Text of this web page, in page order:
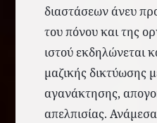
διαστάσεωνάνευ
του πόνου και της
ιστού εκδηλώνεται
μαζικής δικτύωσης
αγανάκτησης,
απελπισίας.